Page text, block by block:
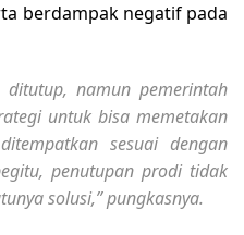
berdampak negatif pada
namun pemerintah
untuk bisa memetakan
sesuai dengan
penutupan prodi tidak
solusi,” pungkasnya.